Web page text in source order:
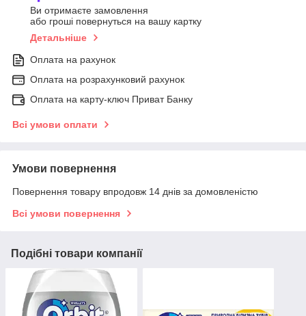
Ви отримаєте замовлення
або гроші повернуться на вашу картку
Детальніше
Оплата на рахунок
Оплата на розрахунковий рахунок
Оплата на карту-ключ Приват Банку
Всі умови оплати
Умови повернення
Повернення товару впродовж 14 днів за домовленістю
Всі умови повернення
Подібні товари компанії